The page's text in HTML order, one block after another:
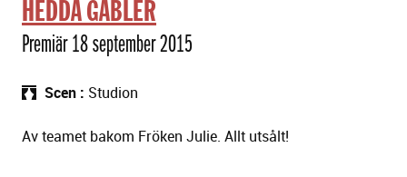
HEDDA GABLER
Premiär 18 september 2015
Scen Studion
Av teamet bakom Fröken Julie. Allt utsålt!